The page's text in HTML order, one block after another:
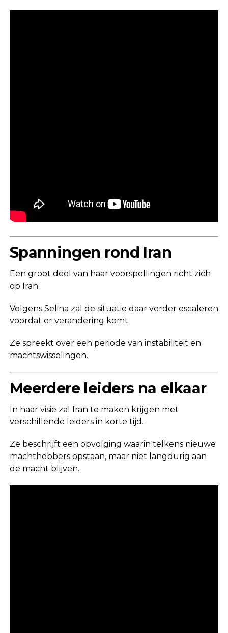
Spanningen rond Iran
Een groot deel van haar voorspellingen richt zich
op Iran.
Volgens Selina zal de situatie daar verder escaleren
voordat er verandering komt.
Ze spreekt over een periode van instabiliteit en
machtswisselingen.
Meerdere leiders na elkaar
In haar visie zal Iran te maken krijgen met
verschillende leiders in korte tijd.
Ze beschrijft een opvolging waarin telkens nieuwe
machthebbers opstaan, maar niet langdurig aan
de macht blijven.